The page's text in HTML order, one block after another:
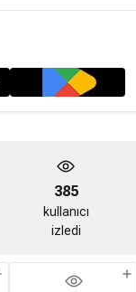
385
kullanıcı
izledi